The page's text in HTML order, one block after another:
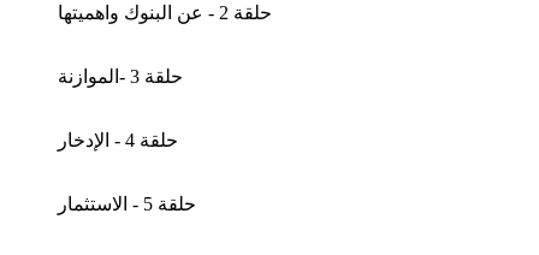
حلقة 2 - عن البنوك واهميتها
حلقة 3 -الموازنة
حلقة 4 - الإدخار
حلقة 5 - الاستثمار